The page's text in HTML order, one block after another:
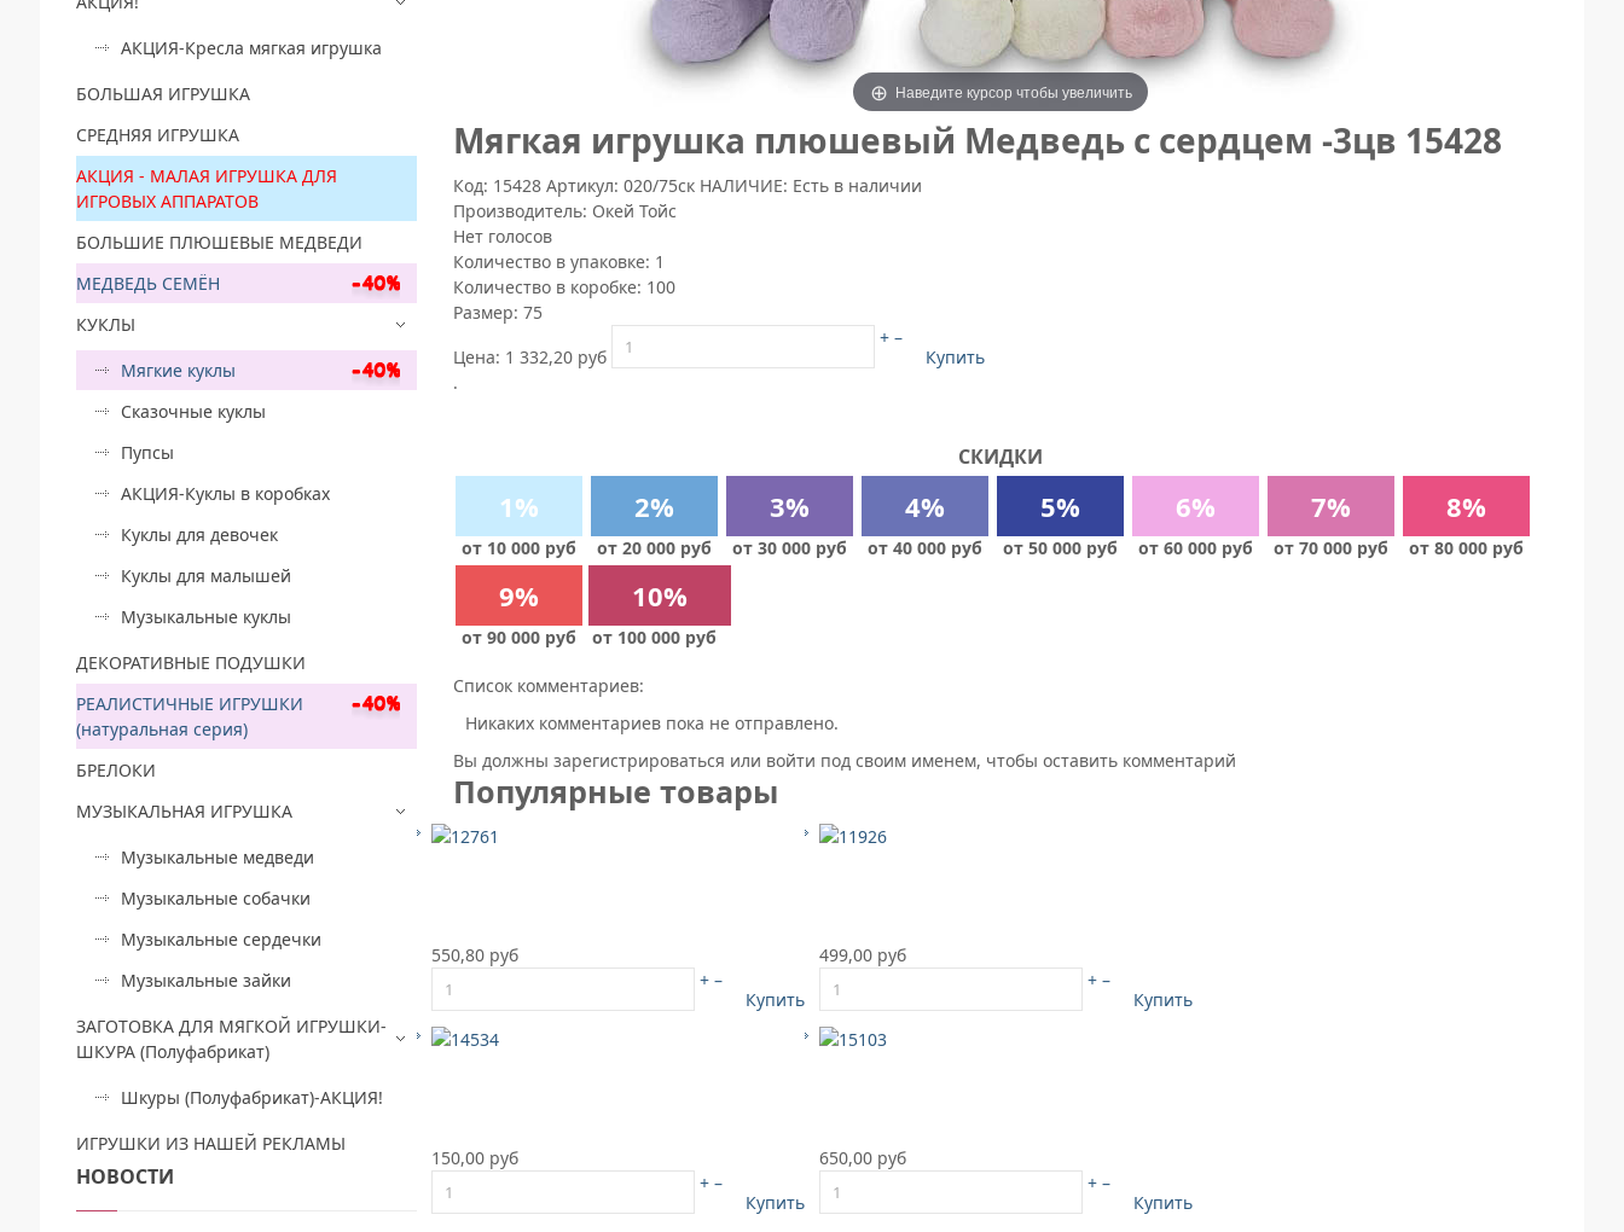
Наведите курсор чтобы увеличить
Mягкая игрушка плюшевый Медведь с сердцем -3цв 15428
Код: 15428 Артикул: 020/75ск НАЛИЧИЕ: Есть в наличии
Производитель: Окей Тойс
Нет голосов
Количество в упаковке: 1
Количество в коробке: 100
Размер: 75
Цена: 1 332,20 руб
+ –
Купить
.
СКИДКИ
1%
от 10 000 руб
2%
от 20 000 руб
3%
от 30 000 руб
4%
от 40 000 руб
5%
от 50 000 руб
6%
от 60 000 руб
7%
от 70 000 руб
8%
от 80 000 руб
9%
от 90 000 руб
10%
от 100 000 руб
Список комментариев:
Никаких комментариев пока не отправлено.
Вы должны зарегистрироваться или войти под своим именем, чтобы оставить комментарий
Популярные товары
550,80 руб
+ –
Купить
499,00 руб
+ –
Купить
150,00 руб
+ –
Купить
650,00 руб
+ –
Купить
АКЦИЯ-Кресла мягкая игрушка
БОЛЬШАЯ ИГРУШКА
СРЕДНЯЯ ИГРУШКА
АКЦИЯ - МАЛАЯ ИГРУШКА ДЛЯ
ИГРОВЫХ АППАРАТОВ
БОЛЬШИЕ ПЛЮШЕВЫЕ МЕДВЕДИ
МЕДВЕДЬ СЕМЁН
КУКЛЫ
Мягкие куклы
Сказочные куклы
Пупсы
АКЦИЯ-Куклы в коробках
Куклы для девочек
Куклы для малышей
Музыкальные куклы
ДЕКОРАТИВНЫЕ ПОДУШКИ
РЕАЛИСТИЧНЫЕ ИГРУШКИ
(натуральная серия)
БРЕЛОКИ
МУЗЫКАЛЬНАЯ ИГРУШКА
Музыкальные медведи
Музыкальные собачки
Музыкальные сердечки
Музыкальные зайки
ЗАГОТОВКА ДЛЯ МЯГКОЙ ИГРУШКИ-
ШКУРА (Полуфабрикат)
Шкуры (Полуфабрикат)-АКЦИЯ!
ИГРУШКИ ИЗ НАШЕЙ РЕКЛАМЫ
НОВОСТИ